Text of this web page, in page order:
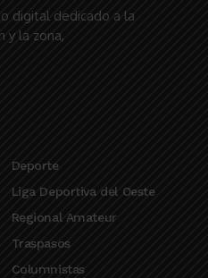
digital dedicado a la
y la zona,
Deporte
Liga Deportiva del Oeste
Regional Amateur
Traspasos
Columnistas